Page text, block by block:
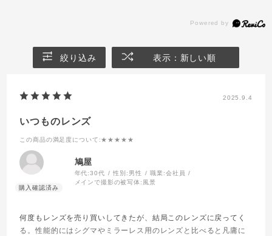
絞り込み 表示：新しい順
2025.9.4
いつものレンズ
この商品の満足度について :★★★★★
鳩屋
年代:30代 性別: 男性 職業:会社員
メインで撮影の被写体: 風景
何度もレンズを売り買いしてきたが、結局このレンズに戻ってく
る。性能的にはシグマやミラーレス用のレンズと比べると凡庸に